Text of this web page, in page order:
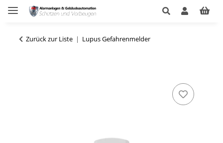
Zurück zur Liste Lupus Gefahrenmelder